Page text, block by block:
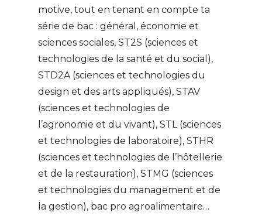
motive, tout en tenant en compte ta
série de bac : général, économie et
sciences sociales, ST2S (sciences et
technologies de la santé et du social),
STD2A (sciences et technologies du
design et des arts appliqués), STAV
(sciences et technologies de
l’agronomie et du vivant), STL (sciences
et technologies de laboratoire), STHR
(sciences et technologies de l’hôtellerie
et de la restauration), STMG (sciences
et technologies du management et de
la gestion), bac pro agroalimentaire…